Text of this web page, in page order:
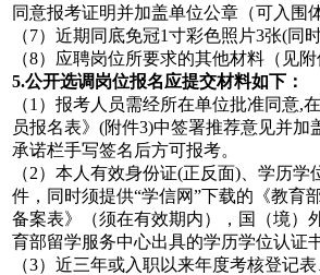
同意报考证明并加盖单位公章（可入围
（7）近期同底免冠1寸彩色照片3张(同
（8）应聘岗位所要求的其他材料（见附
5.公开选调岗位报名应提交材料如下：
（1）报考人员需经所在单位批准同意,
员报名表》(附件3)中签署推荐意见并加
承诺栏手写签名后方可报考。
（2）本人有效身份证(正反面)、学历学
件，同时须提供“学信网”下载的《教育
备案表》（须在有效期内），国（境）
育部留学服务中心出具的学历学位认证
（3）近三年或入职以来年度考核登记